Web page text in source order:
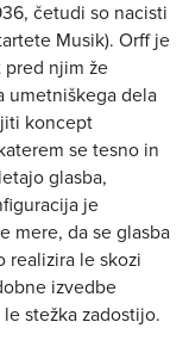
četudi so nacisti
Musik). Orff je
njim že
umetniškega dela
koncept
se tesno in
glasba,
je
mere, da se glasba
realizira le skozi
izvedbe
stežka zadostijo.